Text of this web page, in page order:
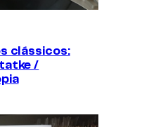
clássicos:
/